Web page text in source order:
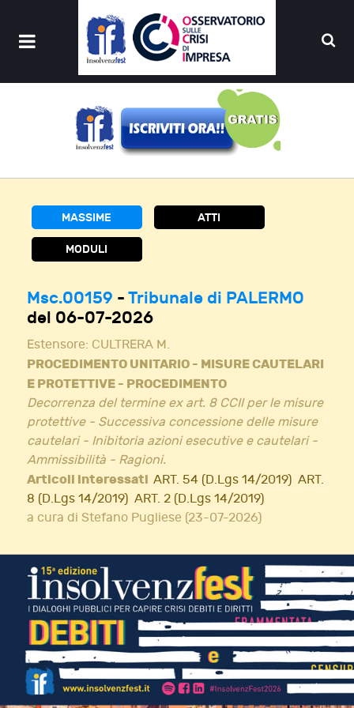
MASSIME ATTI
MODULI
Msc.00159 - Tribunale di PALERMO
del 06-07-2026
Estensore: CULTRERA M.
PROCEDIMENTO UNITARIO - MISURE CAUTELARI
E PROTETTIVE - PROCEDIMENTO
Decorrenza del termine ex art. 8 CCII per le misure
protettive - Successiva concessione delle misure
cautelari - Inibitoria azioni esecutive e cautelari -
Ammissibilità - Ragioni.
Articoli interessati ART. 54 (D.Lgs 14/2019) ART.
8 (D.Lgs 14/2019) ART. 2 (D.Lgs 14/2019)
a cura di Stefano Pugliese (23-07-2026)